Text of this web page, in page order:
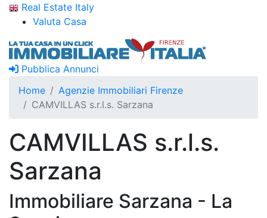
Real Estate Italy
Valuta Casa
Pubblica Annunci
Home
Agenzie Immobiliari Firenze
CAMVILLAS s.r.l.s. Sarzana
CAMVILLAS s.r.l.s.
Sarzana
Immobiliare Sarzana - La